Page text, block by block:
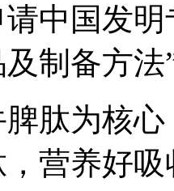
中国发
制备方
肽为核
营养好吸